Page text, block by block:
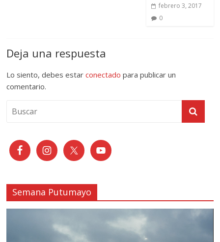
febrero 3, 2017
0
Deja una respuesta
Lo siento, debes estarconectado para publicar un
comentario.
Semana Putumayo